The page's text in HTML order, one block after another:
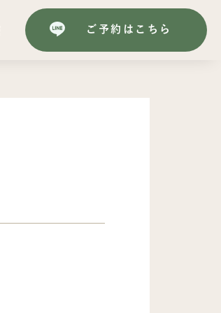
ご予約はこちら
ご予約はこちら